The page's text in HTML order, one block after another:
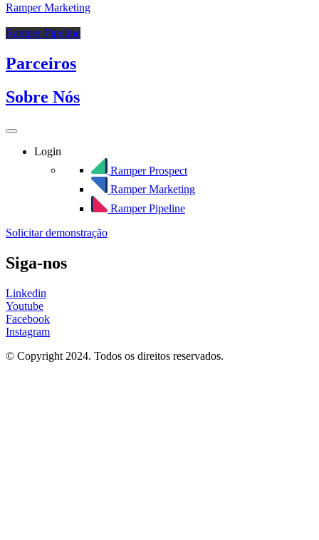
Ramper Marketing
Ramper Pipeline
Parceiros
Sobre Nós
Login
Ramper Prospect
Ramper Marketing
Ramper Pipeline
Solicitar demonstração
Siga-nos
Linkedin
Youtube
Facebook
Instagram
© Copyright 2024. Todos os direitos reservados.